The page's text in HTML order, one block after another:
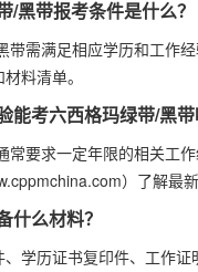
/黑带报考条件是什么？
带需满足相应学历和工作
料清单。
能考六西格玛绿带/黑带
常要求一定年限的相关工
）了解最新
什么材料？
、学历证书复印件、工作